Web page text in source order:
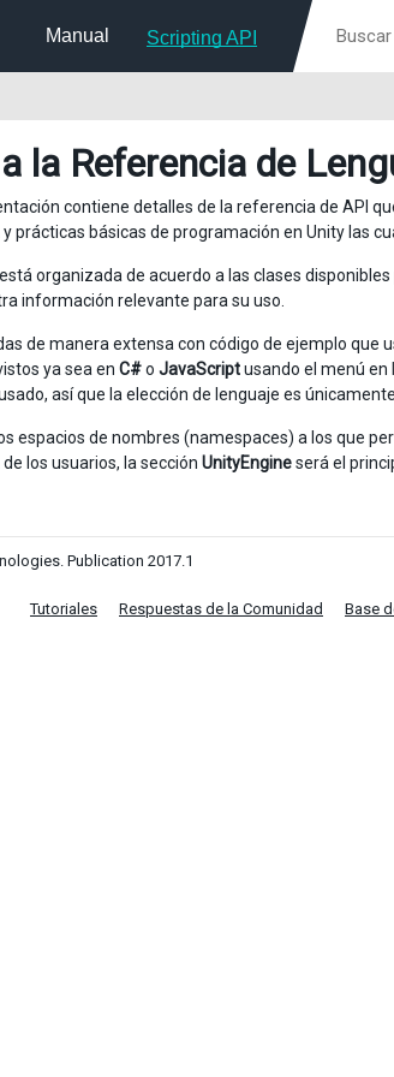
Manual Scripting API
la Referencia de
contiene detalles de la referencia de API
prácticas básicas de programación en Unity las
organizada de acuerdo a las clases
información relevante para su uso.
de manera extensa con código de ejemplo que
ya sea en C#o JavaScriptusando el menú en
así que la elección de lenguaje es
espacios de nombres (namespaces) a los que
los usuarios, la sección UnityEngineserá el
Publication 2017.1
Tutoriales Respuestas de la Comunidad Base